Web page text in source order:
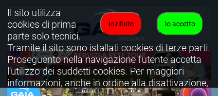
Io accetto
Io rifiuto
Il sito utilizza
cookies di prima
parte solo tecnici.
Tramite il sito sono istallati cookies di terze parti.
Proseguento nella navigazione l'utente accetta
l'utilizzo dei suddetti cookies. Per maggiori
informazioni, anche in ordine alla disattivazione,